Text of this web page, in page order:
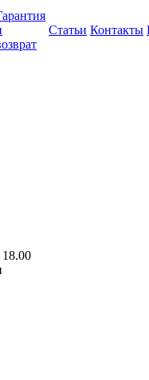
Статьи Контакты